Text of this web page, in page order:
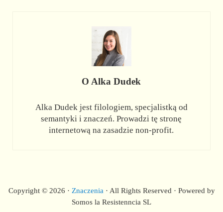
O Alka Dudek
Alka Dudek jest filologiem, specjalistką od
semantyki i znaczeń. Prowadzi tę stronę
internetową na zasadzie non-profit.
Copyright © 2026 · Znaczenia · All Rights Reserved · Powered by
Somos la Resistenncia SL